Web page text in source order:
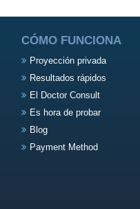
CÓMO FUNCIONA
Proyección privada
Resultados rápidos
El Doctor Consult
Es hora de probar
Blog
Payment Method